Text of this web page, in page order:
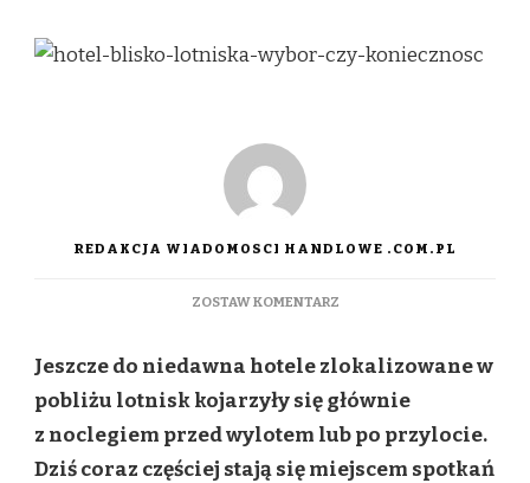
REDAKCJA WIADOMOSCI HANDLOWE .COM.PL
ZOSTAW KOMENTARZDO
LOTNISKA
–
WYBÓR
CZY
KONIECZNOŚĆ?
Jeszcze do niedawna hotele zlokalizowane w
pobliżu lotnisk kojarzyły się głównie
z noclegiem przed wylotem lub po przylocie.
Dziś coraz częściej stają się miejscem spotkań